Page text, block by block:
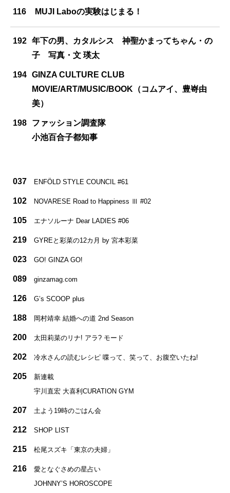
116 MUJI Laboの実験はじまる！
192 年下の男、カタルシス 神聖かまってちゃん・の
子 写真・文 瑛太
194 GINZA CULTURE CLUB
MOVIE/ART/MUSIC/BOOK（コムアイ、豊㟢由
美）
198
ファッション調査隊
小池百合子都知事
037 ENFÖLD STYLE COUNCIL #61
102 NOVARESE Road to Happiness Ⅲ #02
105 エナソルーナ Dear LADIES #06
219 GYREと彩菜の12カ月 by 宮本彩菜
023 GO! GINZA GO!
089 ginzamag.com
126 G’s SCOOP plus
188 岡村靖幸 結婚への道 2nd Season
200 太田莉菜のリナ! アラ? モード
202 冷水さんの読むレシピ 喋って、笑って、お腹空いたね!
205
新連載
宇川直宏 大喜利CURATION GYM
207 土よう19時のごはん会
212 SHOP LIST
215 松尾スズキ「東京の夫婦」
216
愛となぐさめの星占い
JOHNNY’S HOROSCOPE